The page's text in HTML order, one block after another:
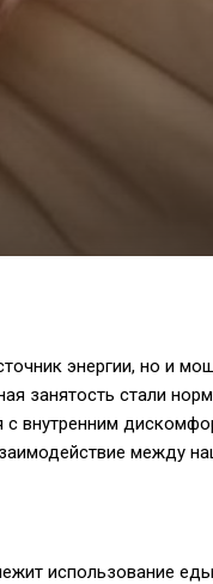
энергии, но и
занятость стали
с внутренним
между
использование